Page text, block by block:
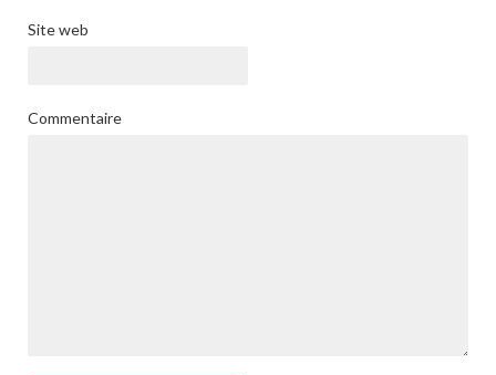
Site web
Commentaire